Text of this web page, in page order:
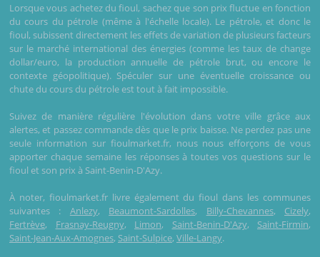
Lorsque vous achetez du fioul, sachez que son prix fluctue en fonction
du cours du pétrole (même à l'échelle locale). Le pétrole, et donc le
fioul, subissent directement les effets de variation de plusieurs facteurs
sur le marché international des énergies (comme les taux de change
dollar/euro, la production annuelle de pétrole brut, ou encore le
contexte géopolitique). Spéculer sur une éventuelle croissance ou
chute du cours du pétrole est tout à fait impossible.
Suivez de manière régulière l'évolution dans votre ville grâce aux
alertes, et passez commande dès que le prix baisse. Ne perdez pas une
seule information sur fioulmarket.fr, nous nous efforçons de vous
apporter chaque semaine les réponses à toutes vos questions sur le
fioul et son prix à Saint-Benin-D'Azy.
À noter, fioulmarket.fr livre également du fioul dans les communes
suivantes : Anlezy, Beaumont-Sardolles, Billy-Chevannes, Cizely,
Fertrève, Frasnay-Reugny, Limon, Saint-Benin-D'Azy, Saint-Firmin,
Saint-Jean-Aux-Amognes, Saint-Sulpice, Ville-Langy.